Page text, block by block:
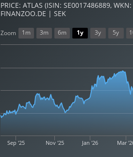
PRICE: ATLAS (ISIN: SE0017486889,
FINANZOO.DE | SEK
Sep '25 Nov '25 Jan '26 Mar
Zoom 1m 3m 6m 1y 3y 5y